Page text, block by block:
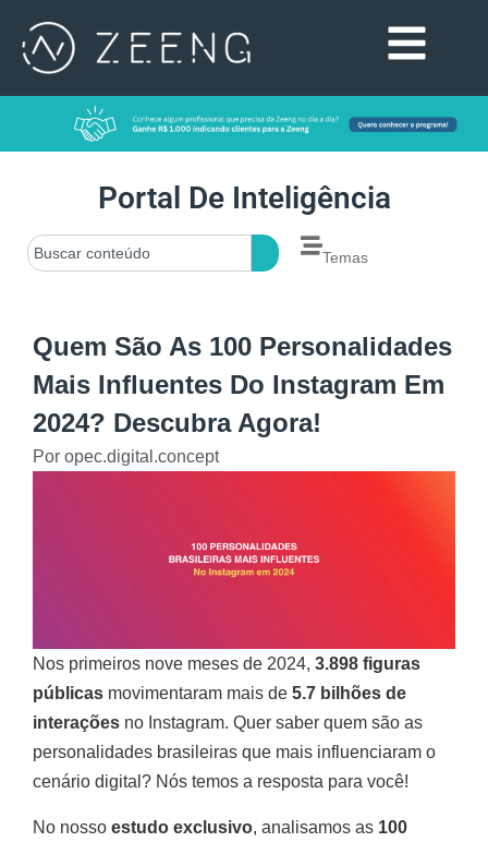
Portal De Inteligência
Temas
Quem São As 100 Personalidades
Mais Influentes Do Instagram Em
2024? Descubra Agora!
Por opec.digital.concept
Nos primeiros nove meses de 2024, 3.898 figuras
públicas movimentaram mais de 5.7 bilhões de
interações no Instagram. Quer saber quem são as
personalidades brasileiras que mais influenciaram o
cenário digital? Nós temos a resposta para você!
No nosso estudo exclusivo, analisamos as 100